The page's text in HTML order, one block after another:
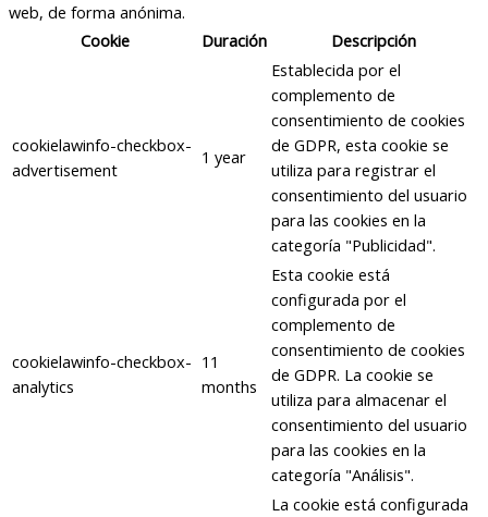
web, de forma anónima.
Cookie
Duración Descripción
cookielawinfo-checkbox-
advertisement
1 year
Establecida por el
complemento de
consentimiento de cookies
de GDPR, esta cookie se
utiliza para registrar el
consentimiento del usuario
para las cookies en la
categoría "Publicidad".
cookielawinfo-checkbox-
analytics
11
months
Esta cookie está
configurada por el
complemento de
consentimiento de cookies
de GDPR. La cookie se
utiliza para almacenar el
consentimiento del usuario
para las cookies en la
categoría "Análisis".
La cookie está configurada